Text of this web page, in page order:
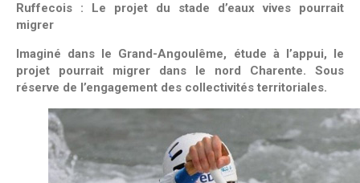
Ruffecois : Le projet du stade d’eaux vives pourrait
migrer
Imaginé dans le Grand-Angoulême, étude à l’appui, le
projet pourrait migrer dans le nord Charente. Sous
réserve de l’engagement des collectivités territoriales.